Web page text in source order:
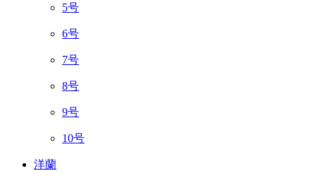
5号
6号
7号
8号
9号
10号
洋蘭